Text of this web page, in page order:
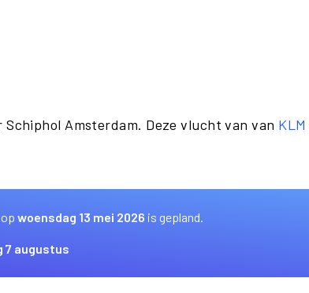
Amsterdam. Deze vlucht van van KLM
woensdag 13 mei 2026 is gepland.
7 augustus